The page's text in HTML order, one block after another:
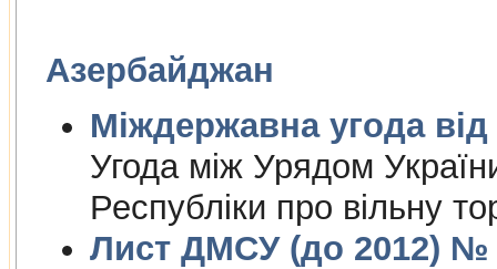
Азербайджан
Угода між Урядом
Республіки про вільну
Лист ДМСУ (до 2012) №